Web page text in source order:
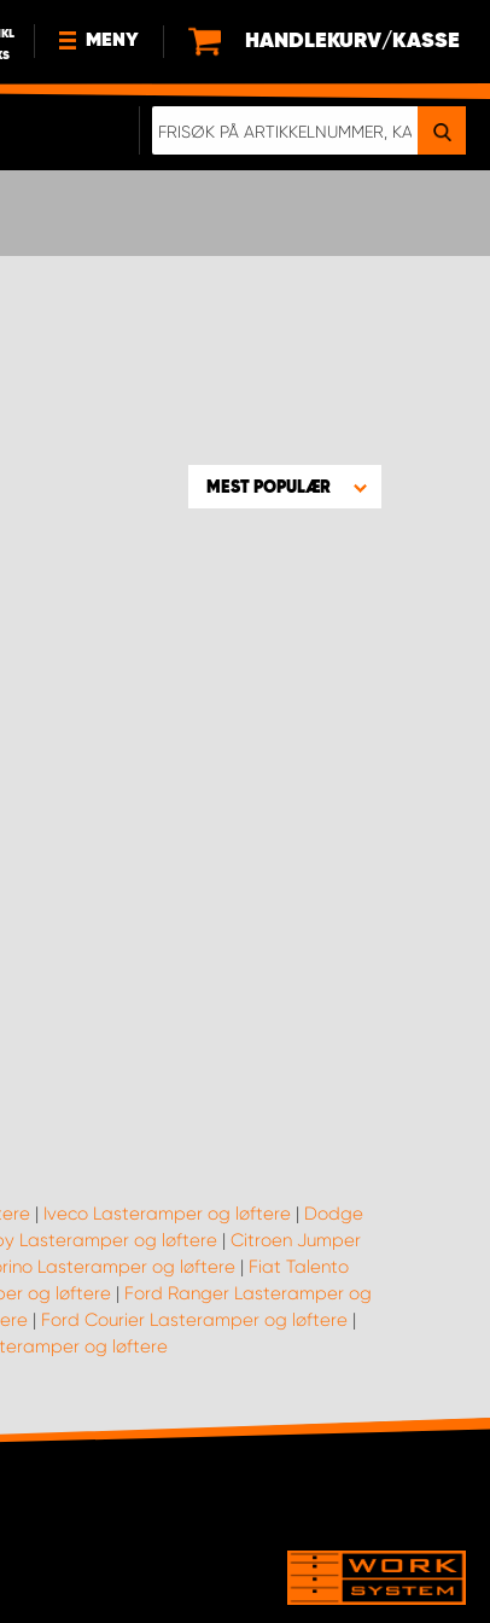
MENY
NYHETER
HANDLEKURV/KASSE
MEST POPULÆR
| Iveco Lasteramper og løftere| Dodge
Lasteramper og løftere| Citroen Jumper
Lasteramper og løftere| Fiat Talento
og løftere | Ford Ranger Lasteramper og
| Ford Courier Lasteramper og løftere |
og løftere